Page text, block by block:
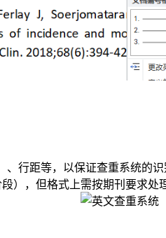
、行距等，以保证查重系统的识
），但格式上需按期刊要求处